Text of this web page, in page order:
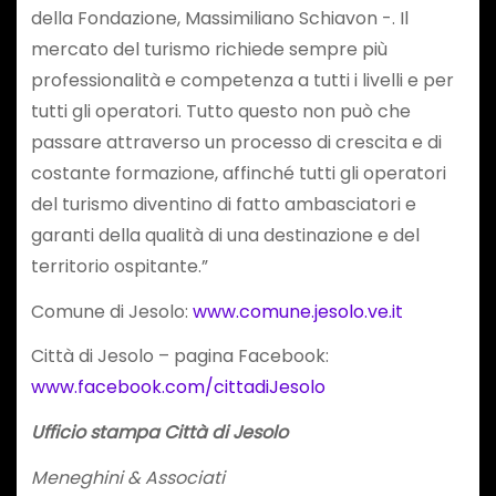
della Fondazione, Massimiliano Schiavon -. Il
mercato del turismo richiede sempre più
professionalità e competenza a tutti i livelli e per
tutti gli operatori. Tutto questo non può che
passare attraverso un processo di crescita e di
costante formazione, affinché tutti gli operatori
del turismo diventino di fatto ambasciatori e
garanti della qualità di una destinazione e del
territorio ospitante.”
Comune di Jesolo: www.comune.jesolo.ve.it
Città di Jesolo – pagina Facebook:
www.facebook.com/cittadiJesolo
Ufficio stampa Città di Jesolo
Meneghini & Associati